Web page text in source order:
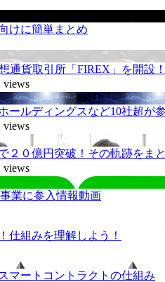
けに簡単まとめ
通貨取引所「FIREX」を開設
views
ールディングスなど10社超が参
views
２０億円突破！その軌跡をま
views
業に参入情報動画
仕組みを理解しよう！
マートコントラクトの仕組み